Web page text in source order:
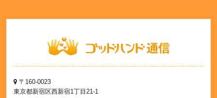
〒160-0023
東京都新宿区西新宿1丁目21-1